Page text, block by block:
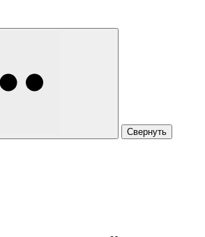
Свернуть